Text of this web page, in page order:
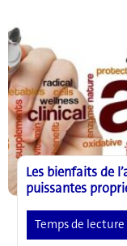
santé
cardiaque,
meilleure
santé
sexuelle,
et
bien
d’autresre.
Les bienfaits de
puissantes